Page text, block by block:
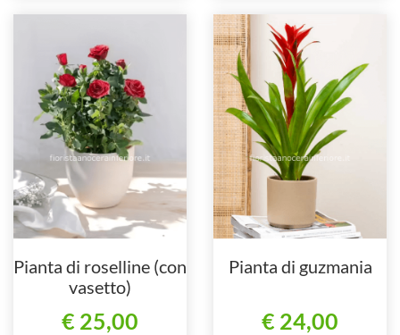
Pianta di roselline (con
vasetto)
€ 25,00
Pianta di guzmania
€ 24,00